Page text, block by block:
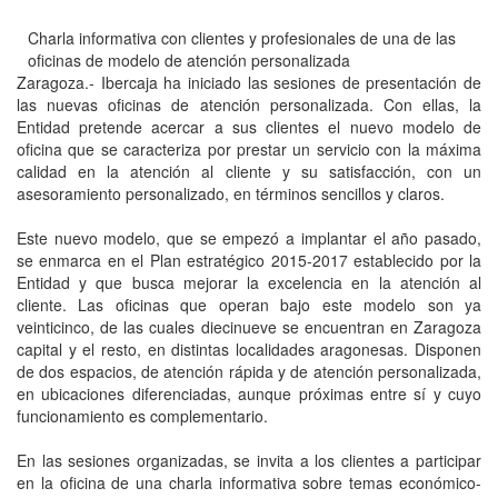
Charla informativa con clientes y profesionales de una de las
oficinas de modelo de atención personalizada
Zaragoza.- Ibercaja ha iniciado las sesiones de presentación de
las nuevas oficinas de atención personalizada. Con ellas, la
Entidad pretende acercar a sus clientes el nuevo modelo de
oficina que se caracteriza por prestar un servicio con la máxima
calidad en la atención al cliente y su satisfacción, con un
asesoramiento personalizado, en términos sencillos y claros.
Este nuevo modelo, que se empezó a implantar el año pasado,
se enmarca en el Plan estratégico 2015-2017 establecido por la
Entidad y que busca mejorar la excelencia en la atención al
cliente. Las oficinas que operan bajo este modelo son ya
veinticinco, de las cuales diecinueve se encuentran en Zaragoza
capital y el resto, en distintas localidades aragonesas. Disponen
de dos espacios, de atención rápida y de atención personalizada,
en ubicaciones diferenciadas, aunque próximas entre sí y cuyo
funcionamiento es complementario.
En las sesiones organizadas, se invita a los clientes a participar
en la oficina de una charla informativa sobre temas económico-